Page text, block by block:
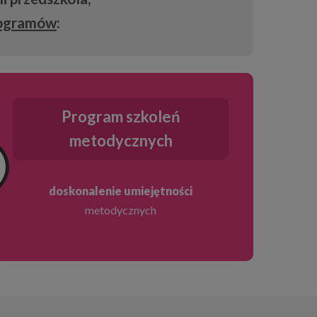
:
Program szkoleń
metodycznych
doskonalenie umiejętności
metodycznych